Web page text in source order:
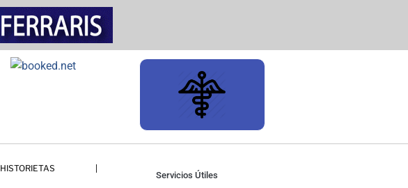
HISTORIETAS
Servicios Útiles